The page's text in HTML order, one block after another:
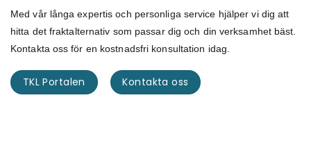
Med vår långa expertis och personliga service hjälper vi dig att
hitta det fraktalternativ som passar dig och din verksamhet bäst.
Kontakta oss för en kostnadsfri konsultation idag.
TKL Portalen Kontakta oss